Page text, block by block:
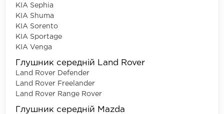
KIA Sephia
KIA Shuma
KIA Sorento
KIA Sportage
KIA Venga
Глушник середній Land Rover
Land Rover Defender
Land Rover Freelander
Land Rover Range Rover
Глушник середній Mazda